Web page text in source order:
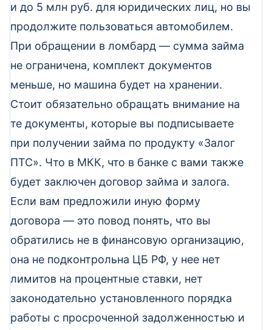
и до 5 млн руб. для юридических лиц, но вы
продолжите пользоваться автомобилем.
При обращении в ломбард — сумма займа
не ограничена, комплект документов
меньше, но машина будет на хранении.
Стоит обязательно обращать внимание на
те документы, которые вы подписываете
при получении займа по продукту «Залог
ПТС». Что в МКК, что в банке с вами также
будет заключен договор займа и залога.
Если вам предложили иную форму
договора — это повод понять, что вы
обратились не в финансовую организацию,
она не подконтрольна ЦБ РФ, у нее нет
лимитов на процентные ставки, нет
законодательно установленного порядка
работы с просроченной задолженностью и